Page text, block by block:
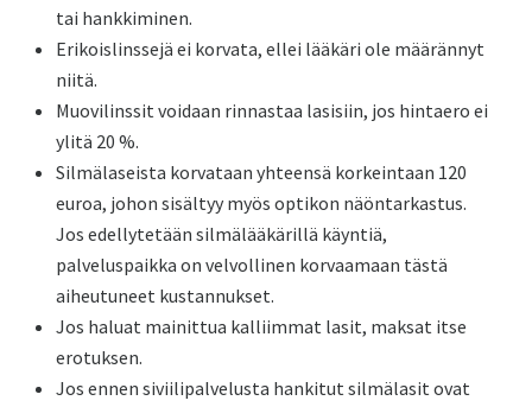
tai hankkiminen.
Erikoislinssejä ei korvata, ellei lääkäri ole määrännyt
niitä.
Muovilinssit voidaan rinnastaa lasisiin, jos hintaero ei
ylitä 20 %.
Silmälaseista korvataan yhteensä korkeintaan 120
euroa, johon sisältyy myös optikon näöntarkastus.
Jos edellytetään silmälääkärillä käyntiä,
palveluspaikka on velvollinen korvaamaan tästä
aiheutuneet kustannukset.
Jos haluat mainittua kalliimmat lasit, maksat itse
erotuksen.
Jos ennen siviilipalvelusta hankitut silmälasit ovat